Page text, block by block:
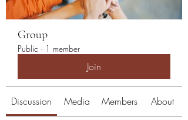
Group
Public · 1 member
Join
Discussion Media Members About